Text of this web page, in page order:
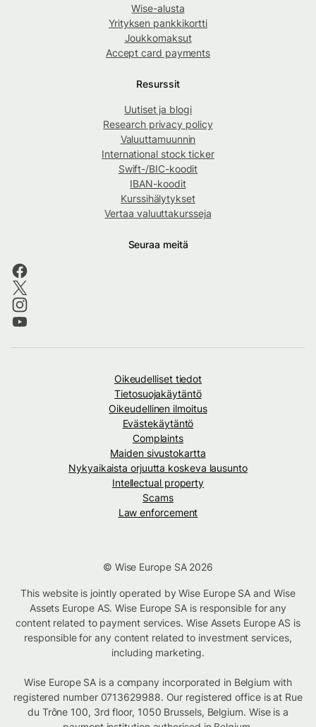
Wise-alusta
Yrityksen pankkikortti
Joukkomaksut
Accept card payments
Resurssit
Uutiset ja blogi
Research privacy policy
Valuuttamuunnin
International stock ticker
Swift-/BIC-koodit
IBAN-koodit
Kurssihälytykset
Vertaa valuuttakursseja
Seuraa meitä
Oikeudelliset tiedot
Tietosuojakäytäntö
Oikeudellinen ilmoitus
Evästekäytäntö
Complaints
Maiden sivustokartta
Nykyaikaista orjuutta koskeva lausunto
Intellectual property
Scams
Law enforcement
© Wise Europe SA 2026
This website is jointly operated by Wise Europe SA and Wise
Assets Europe AS. Wise Europe SA is responsible for any
content related to payment services. Wise Assets Europe AS is
responsible for any content related to investment services,
including marketing.
Wise Europe SA is a company incorporated in Belgium with
registered number 0713629988. Our registered office is at Rue
du Trône 100, 3rd floor, 1050 Brussels, Belgium. Wise is a